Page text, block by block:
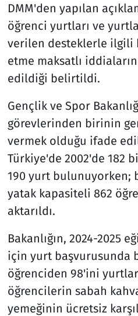
DMM'den yapılan
öğrenci yurtları ve
verilen desteklerle ilgili
etme maksatlı
edildiği belirtildi.
Gençlik ve Spor
görevlerinden birinin
vermek olduğu ifade
Türkiye'de 2002'de 182
190 yurt bulunuyorken;
yatak kapasiteli 862
aktarıldı.
Bakanlığın, 2024-2025
için yurt başvurusunda
öğrenciden 98'ini
öğrencilerin sabah
yemeğinin ücretsiz
Spor
Teknoloji ve Bilim
Televizyon